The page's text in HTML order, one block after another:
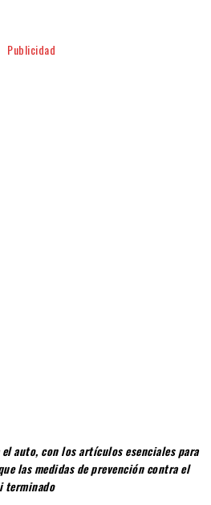
Publicidad
auto, con los artículos esenciales para
las medidas de prevención contra el
terminado